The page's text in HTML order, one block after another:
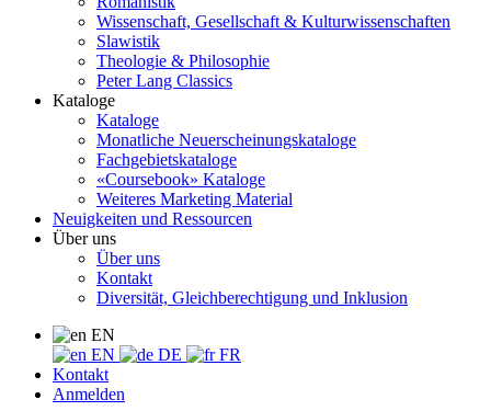
Wissenschaft, Gesellschaft & Kulturwissenschaften
Slawistik
Theologie & Philosophie
Peter Lang Classics
Kataloge
Kataloge
Monatliche Neuerscheinungskataloge
Fachgebietskataloge
«Coursebook» Kataloge
Weiteres Marketing Material
Neuigkeiten und Ressourcen
Über uns
Über uns
Kontakt
Diversität, Gleichberechtigung und Inklusion
EN
EN
DE
FR
Kontakt
Anmelden